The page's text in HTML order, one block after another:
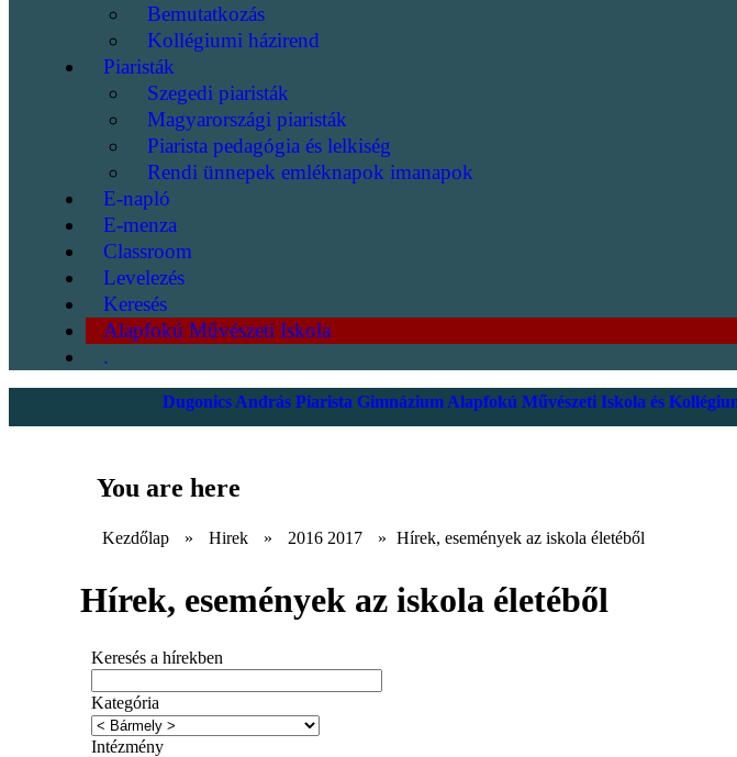
Bemutatkozás
Kollégiumi házirend
Piaristák
Szegedi piaristák
Magyarországi piaristák
Piarista pedagógia és lelkiség
Rendi ünnepek emléknapok imanapok
E-napló
E-menza
Classroom
Levelezés
Keresés
Alapfokú Művészeti Iskola
.
Dugonics András Piarista Gimnázium Alapfokú Művészeti Iskola és
You are here
Kezdőlap » Hirek » 2016 2017 » Hírek, események az iskola életéből
Hírek, események az iskola életéből
Keresés a hírekben
Kategória
Intézmény